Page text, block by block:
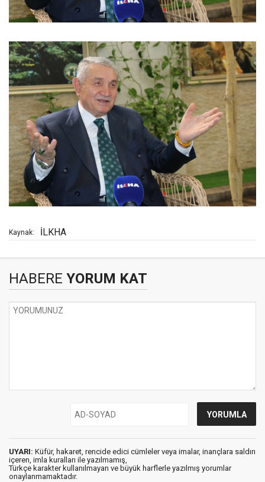
Kaynak: İLKHA
HABERE YORUM KAT
UYARI: Küfür, hakaret, rencide edici cümleler veya imalar, inançlara saldırı
içeren, imla kuralları ile yazılmamış,
Türkçe karakter kullanılmayan ve büyük harflerle yazılmış yorumlar
onaylanmamaktadır.